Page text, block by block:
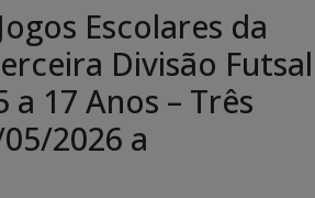
Escolares da
Divisão Futsal
a 17 Anos – Três
2026 a